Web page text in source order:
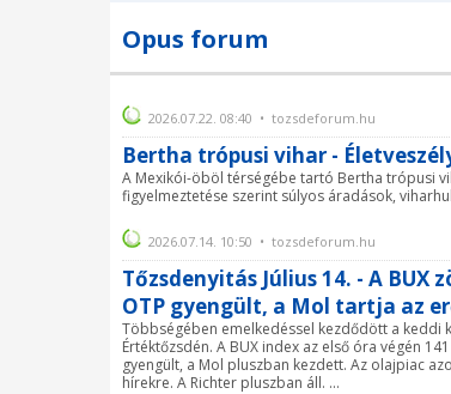
Opus forum
2026.07.22. 08:40 • tozsdeforum.hu
Bertha trópusi vihar -
A Mexikói-öböl térségébe tartó Bertha trópusi
figyelmeztetése szerint súlyos áradások,
2026.07.14. 10:50 • tozsdeforum.hu
Tőzsdenyitás Július 14. - A BUX
OTP gyengült, a Mol tartja az
Többségében emelkedéssel kezdődött a keddi
Értéktőzsdén. A BUX index az első óra végén
gyengült, a Mol pluszban kezdett. Az olajpiac
hírekre. A Richter pluszban áll. ...